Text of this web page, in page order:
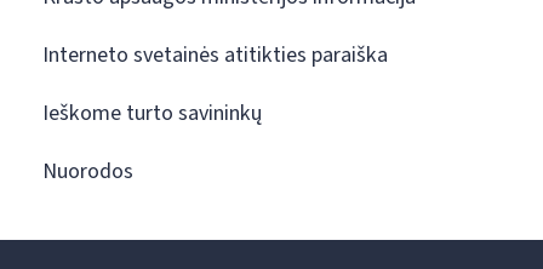
Interneto svetainės atitikties paraiška
Ieškome turto savininkų
Nuorodos